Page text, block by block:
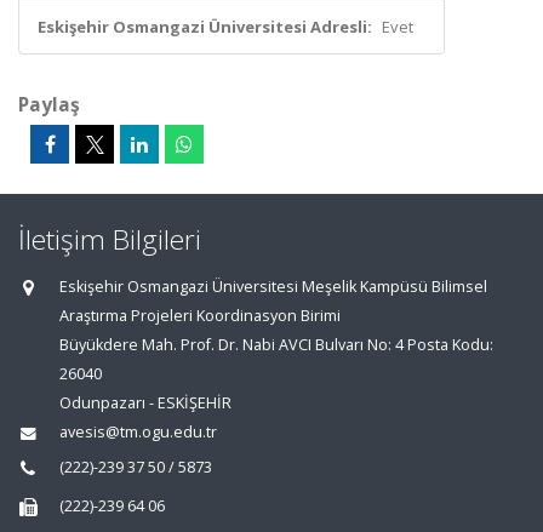
Eskişehir Osmangazi Üniversitesi Adresli: Evet
Paylaş
İletişim Bilgileri
Eskişehir Osmangazi Üniversitesi Meşelik Kampüsü Bilimsel
Araştırma Projeleri Koordinasyon Birimi
Büyükdere Mah. Prof. Dr. Nabi AVCI Bulvarı No: 4 Posta Kodu:
26040
Odunpazarı - ESKİŞEHİR
avesis@tm.ogu.edu.tr
(222)-239 37 50 / 5873
(222)-239 64 06